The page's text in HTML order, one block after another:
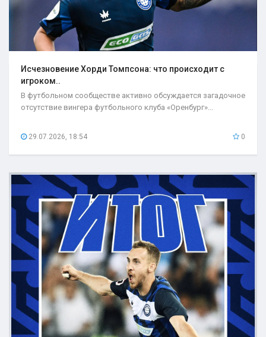
Исчезновение Хорди Томпсона: что происходит с
игроком..
В футбольном сообществе активно обсуждается загадочное
отсутствие вингера футбольного клуба «Оренбург»...
29.07.2026, 18:54 0